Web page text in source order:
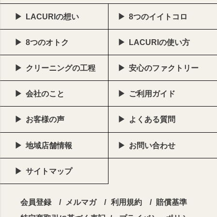
LACURIの想い 8つのイイトコロ
8つのオトク LACURIの使い方
クリーニングの工程 安心のファクトリー
会社のこと ご利用ガイド
お客様の声 よくある質問
地域店舗情報 お問い合わせ
サイトマップ
会員登録 メルマガ 利用規約
賠償基準